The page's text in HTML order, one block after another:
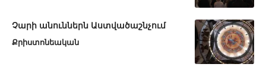
Չարի անուններն Աստվածաշնչում
Քրիստոնեական